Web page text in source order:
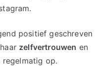
positief geschreven
zelfvertrouwen en
op.